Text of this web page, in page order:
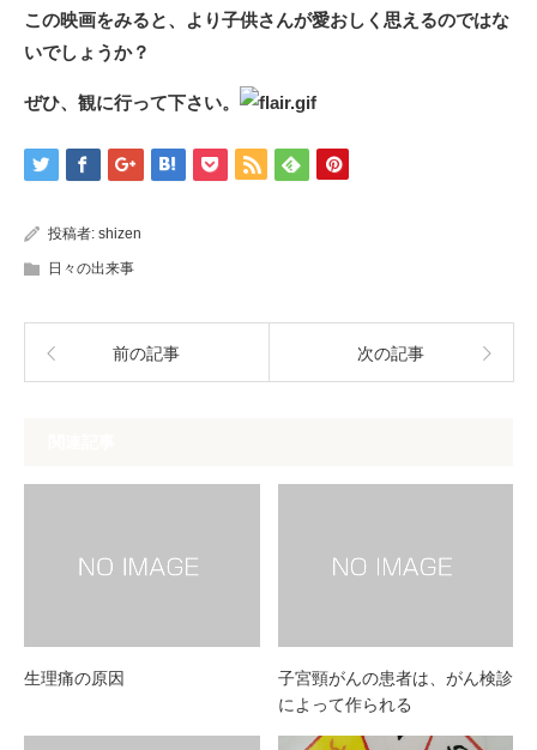
この映画をみると、より子供さんが愛おしく思えるのではな
いでしょうか？
ぜひ、観に行って下さい。
投稿者: shizen
日々の出来事
前の記事 次の記事
生理痛の原因
子宮頸がんの患者は、がん検診
によって作られる